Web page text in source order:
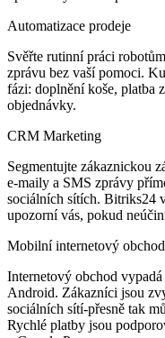
Automatizace prodeje
Svěřte rutinní práci
zprávu bez vaší pomoci.
fázi: doplnění koše, platba
objednávky.
CRM Marketing
Segmentujte zákaznickou
e-maily a SMS zprávy
sociálních sítích. Bitriks24
upozorní vás, pokud
Mobilní internetový obchod
Internetový obchod
Android. Zákazníci jsou
sociálních sítí-přesně tak
Rychlé platby jsou